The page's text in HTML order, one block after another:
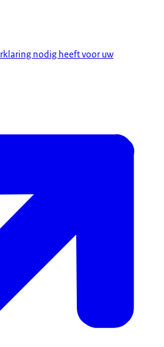
nodig heeft voor uw